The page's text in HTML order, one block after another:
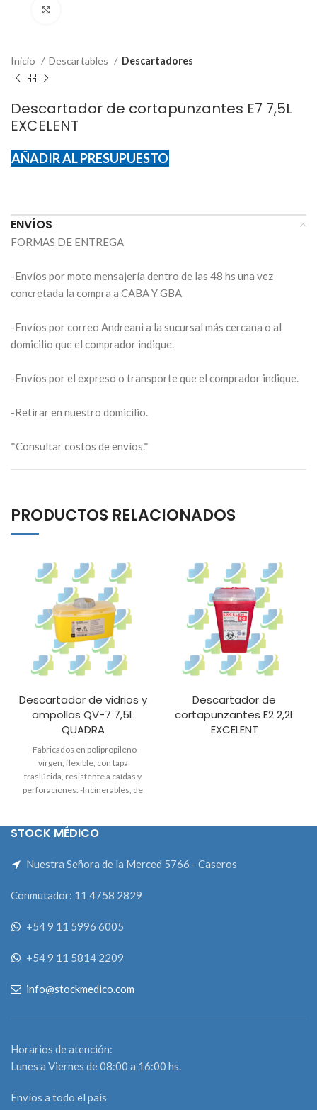
Inicio Descartables Descartadores
Descartador de cortapunzantes E7 7,5L
EXCELENT
AÑADIR AL PRESUPUESTO
ENVÍOS
FORMAS DE ENTREGA
-Envíos por moto mensajería dentro de las 48 hs una vez
concretada la compra a CABA Y GBA
-Envíos por correo Andreani a la sucursal más cercana o al
domicilio que el comprador indique.
-Envíos por el expreso o transporte que el comprador indique.
-Retirar en nuestro domicilio.
*Consultar costos de envíos.*
PRODUCTOS RELACIONADOS
Descartador de vidrios y
ampollas QV-7 7,5L
QUADRA
-Fabricados en polipropileno
virgen, flexible, con tapa
traslúcida, resistente a caídas y
perforaciones. -Incinerables, de
hasta 134 grados.
segura para evitar ingreso de
accidental.- Con boca
boca para desacoplar agujas Luer-
80064:2014 Marca Quadra *Si el
producto está sin stock
Descartador de
cortapunzantes E2 2,2L
EXCELENT
STOCK MÉDICO
Nuestra Señora de la Merced 5766 - Caseros
Conmutador: 11 4758 2829
+54 9 11 5996 6005
+54 9 11 5814 2209
info@stockmedico.com
Horarios de atención:
Lunes a Viernes de 08:00 a 16:00 hs.
Envíos a todo el país